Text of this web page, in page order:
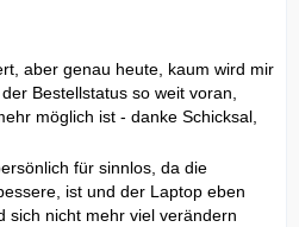
aber genau heute, kaum wird mir
Bestellstatus so weit voran,
möglich ist - danke Schicksal,
für sinnlos, da die
ist und der Laptop eben
sich nicht mehr viel verändern